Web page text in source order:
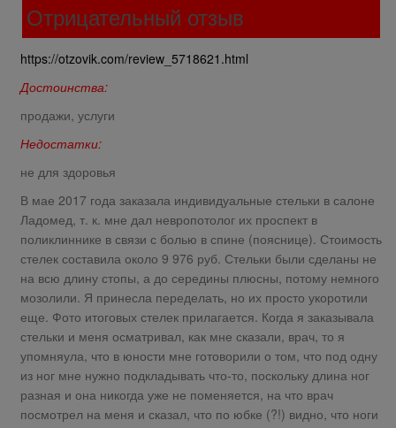
Отрицательный отзыв
https://otzovik.com/review_5718621.html
Достоинства:
продажи, услуги
Недостатки:
не для здоровья
В мае 2017 года заказала индивидуальные стельки в салоне
Ладомед, т. к. мне дал невропотолог их проспект в
поликлиннике в связи с болью в спине (пояснице). Стоимость
стелек составила около 9 976 руб. Стельки были сделаны не
на всю длину стопы, а до середины плюсны, потому немного
мозолили. Я принесла переделать, но их просто укоротили
еще. Фото итоговых стелек прилагается. Когда я заказывала
стельки и меня осматривал, как мне сказали, врач, то я
упомняула, что в юности мне готоворили о том, что под одну
из ног мне нужно подкладывать что-то, поскольку длина ног
разная и она никогда уже не поменяется, на что врач
посмотрел на меня и сказал, что по юбке (?!) видно, что ноги